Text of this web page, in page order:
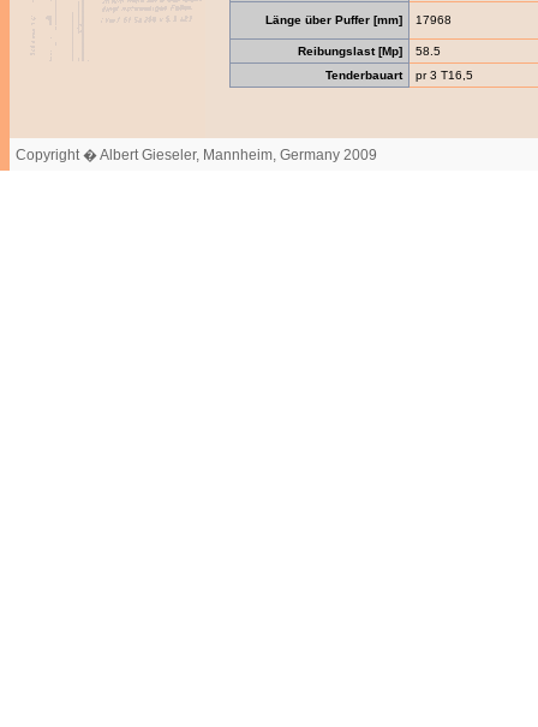
Länge über Puffer [mm] 17968
Reibungslast [Mp]
58.5
Tenderbauart
pr 3 T16,5
Copyright � Albert Gieseler, Mannheim, Germany 2009